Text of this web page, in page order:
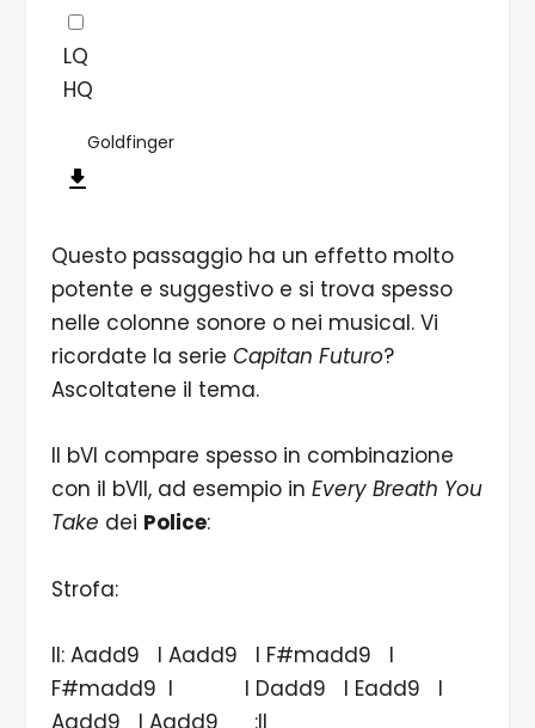
LQ
HQ
Goldfinger
Questo passaggio ha un effetto molto
potente e suggestivo e si trova spesso
nelle colonne sonore o nei musical. Vi
ricordate la serie Capitan Futuro?
Ascoltatene il tema.
Il bVI compare spesso in combinazione
con il bVII, ad esempio in Every Breath You
Take dei Police:
Strofa:
II: Aadd9 I Aadd9 I F#madd9 I
F#madd9 I I Dadd9 I Eadd9 I
Aadd9 I Aadd9 :II